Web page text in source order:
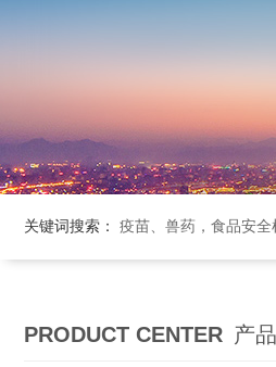
关键词搜索： 疫苗、兽药，食品安
PRODUCT CENTER 产